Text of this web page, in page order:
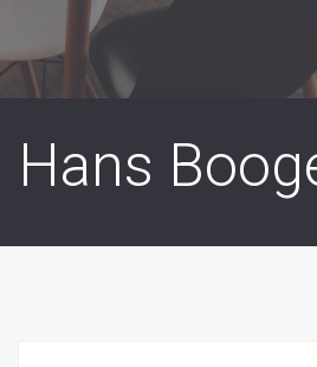
Hans